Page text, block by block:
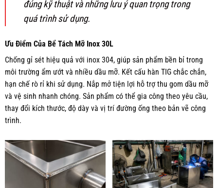
đúng kỹ thuật và những lưu ý quan trọng trong
quá trình sử dụng.
Ưu Điểm Của Bể Tách Mỡ Inox 30L
Chống gỉ sét hiệu quả với inox 304, giúp sản phẩm bền bỉ trong
môi trường ẩm ướt và nhiều dầu mỡ. Kết cấu hàn TIG chắc chắn,
hạn chế rò rỉ khi sử dụng. Nắp mở tiện lợi hỗ trợ thu gom dầu mỡ
và vệ sinh nhanh chóng. Sản phẩm có thể gia công theo yêu cầu,
thay đổi kích thước, độ dày và vị trí đường ống theo bản vẽ công
trình.